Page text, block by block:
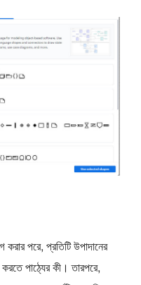
পরে, প্রতিটি উপাদানের
পাঠ্যের কী। তারপরে,